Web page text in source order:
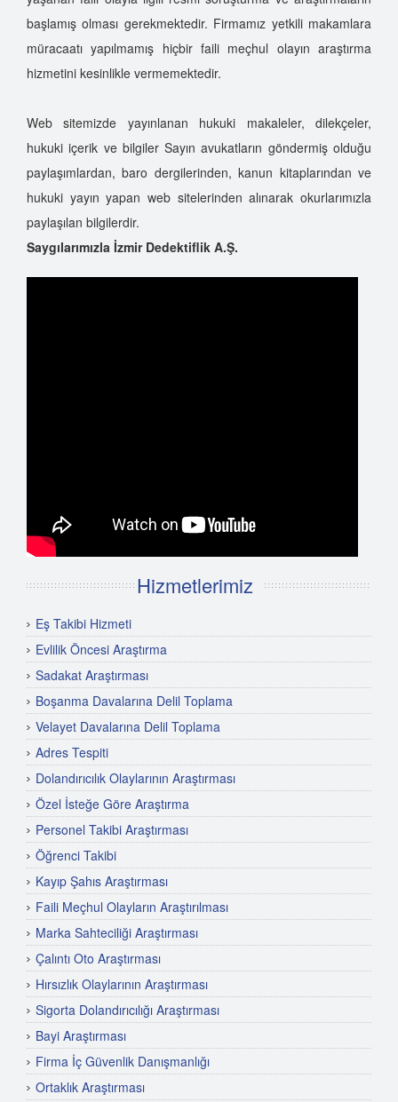
başlamış olması gerekmektedir. Firmamız yetkili makamlara
müracaatı yapılmamış hiçbir faili meçhul olayın araştırma
hizmetini kesinlikle vermemektedir.
Web sitemizde yayınlanan hukuki makaleler, dilekçeler,
hukuki içerik ve bilgiler Sayın avukatların göndermiş olduğu
paylaşımlardan, baro dergilerinden, kanun kitaplarından ve
hukuki yayın yapan web sitelerinden alınarak okurlarımızla
paylaşılan bilgilerdir.
Saygılarımızla İzmir Dedektiflik A.Ş.
Hizmetlerimiz
Eş Takibi Hizmeti
Evlilik Öncesi Araştırma
Sadakat Araştırması
Boşanma Davalarına Delil Toplama
Velayet Davalarına Delil Toplama
Adres Tespiti
Dolandırıcılık Olaylarının Araştırması
Özel İsteğe Göre Araştırma
Personel Takibi Araştırması
Öğrenci Takibi
Kayıp Şahıs Araştırması
Faili Meçhul Olayların Araştırılması
Marka Sahteciliği Araştırması
Çalıntı Oto Araştırması
Hırsızlık Olaylarının Araştırması
Sigorta Dolandırıcılığı Araştırması
Bayi Araştırması
Firma İç Güvenlik Danışmanlığı
Ortaklık Araştırması